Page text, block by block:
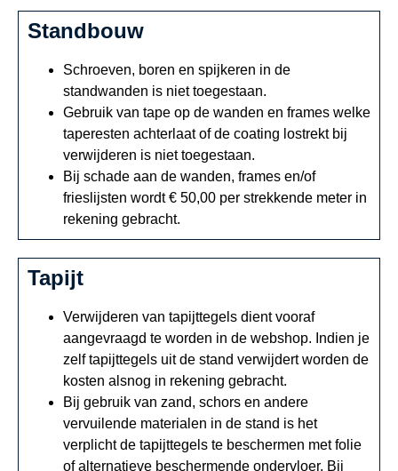
Standbouw
Schroeven, boren en spijkeren in de
standwanden is niet toegestaan.
Gebruik van tape op de wanden en frames welke
taperesten achterlaat of de coating lostrekt bij
verwijderen is niet toegestaan.
Bij schade aan de wanden, frames en/of
frieslijsten wordt € 50,00 per strekkende meter in
rekening gebracht.
Tapijt
Verwijderen van tapijttegels dient vooraf
aangevraagd te worden in de webshop. Indien je
zelf tapijttegels uit de stand verwijdert worden de
kosten alsnog in rekening gebracht.
Bij gebruik van zand, schors en andere
vervuilende materialen in de stand is het
verplicht de tapijttegels te beschermen met folie
of alternatieve beschermende ondervloer. Bij